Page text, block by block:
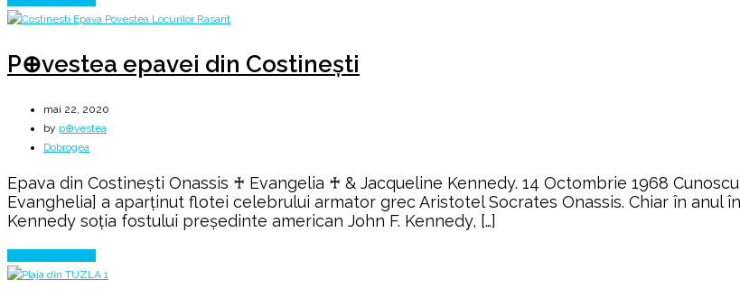
P⊕vestea epavei din Costinești
mai 22, 2020
by p⊕vestea
Dobrogea
Epava din Costinești Onassis ♰ Evangelia ♰ & Jacqueline Kennedy. 14 Octombrie 1968
Evanghelia] a aparținut flotei celebrului armator grec Aristotel Socrates Onassis. Chiar în anul
Kennedy soția fostului președinte american John F. Kennedy, […]